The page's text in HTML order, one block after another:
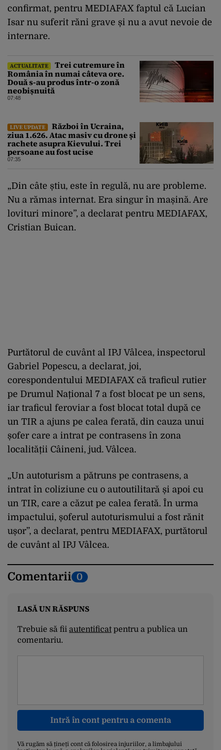
confirmat, pentru MEDIAFAX faptul că Lucian
Isar nu suferit răni grave și nu a avut nevoie de
internare.
ACTUALITATE
Trei cutremure în
România în numai câteva ore.
Două s-au produs într-o zonă
neobișnuită
07:48
LIVE UPDATE
Război în Ucraina,
ziua 1.626. Atac masiv cu drone și
rachete asupra Kievului. Trei
persoane au fost ucise
07:35
„Din câte știu, este în regulă, nu are probleme.
Nu a rămas internat. Era singur în mașină. Are
lovituri minore”, a declarat pentru MEDIAFAX,
Cristian Buican.
Purtătorul de cuvânt al IPJ Vâlcea, inspectorul
Gabriel Popescu, a declarat, joi,
corespondentului MEDIAFAX că traficul rutier
pe Drumul Național 7 a fost blocat pe un sens,
iar traficul feroviar a fost blocat total după ce
un TIR a ajuns pe calea ferată, din cauza unui
șofer care a intrat pe contrasens în zona
localității Câineni, jud. Vâlcea.
„Un autoturism a pătruns pe contrasens, a
intrat în coliziune cu o autoutilitară și apoi cu
un TIR, care a căzut pe calea ferată. În urma
impactului, șoferul autoturismului a fost rănit
ușor”, a declarat, pentru MEDIAFAX, purtătorul
de cuvânt al IPJ Vâlcea.
Comentarii 0
LASĂ UN RĂSPUNS
Trebuie să fii autentificatpentru a publica un
comentariu.
Intră în cont pentru a comenta
Vă rugăm să țineți cont că folosirea injuriilor, a limbajului